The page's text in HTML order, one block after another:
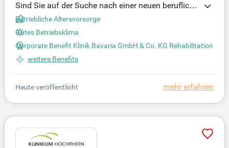
Sind Sie auf der Suche nach einer neuen berufliche
n Herausforderung im Gesundheitswesen? Wir suc
hen derzeit eine engagierte Medizinische Fachange
stellte (m/w/d), die unser interdisziplinäres Team v
erstärkt. In dieser Schlüsselposition koordinieren Si
e den Informationsfluss zwischen Ärzten und Pfleg
Sie Teil eines professionellen Umfelds, in dem Sie
aktiv zur Gesundung unserer Patienten beitragen k
nbegleitung ein!
Betriebliche Altersvorsorge
Gutes Betriebsklima
Corporate Benefit Klinik Bavaria GmbH & Co. KG
weitere Benefits
mehr erfahren
Heute veröffentlicht